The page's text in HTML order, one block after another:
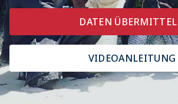
DATEN
VIDEOANLEITUNG